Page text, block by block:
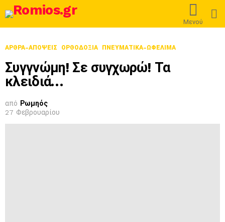
Μενού
ΑΡΘΡΑ-ΑΠΟΨΕΙΣ ΟΡΘΟΔΟΞΊΑ ΠΝΕΥΜΑΤΙΚΑ-ΩΦΕΛΙΜΑ
Συγγνώμη! Σε συγχωρώ! Τα
κλειδιά…
από Ρωμηός
27 Φεβρουαρίου